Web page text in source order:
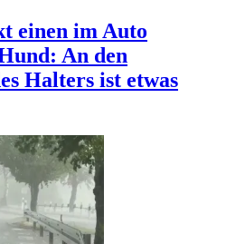
einen im Auto
An den
Halters ist etwas